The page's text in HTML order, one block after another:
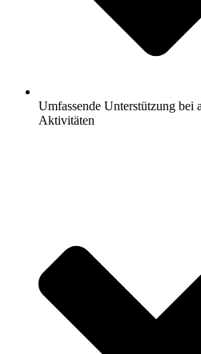
Umfassende Unterstützung bei
Aktivitäten